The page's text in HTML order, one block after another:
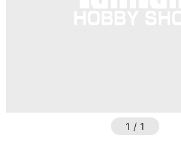
1 / 1